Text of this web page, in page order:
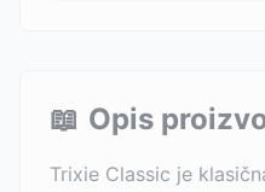
📖 Opis
Trixie Classic je